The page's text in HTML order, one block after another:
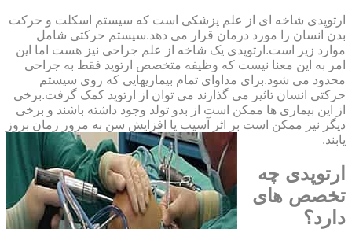
ارتوپدی شاخه ای از علم پزشکی است که سیستم اسکلت و حرکت
بدن انسان را مورد درمان قرار می دهد.سیستم حرکتی شامل
موارد زیر است.ارتوپدی یک شاخه از علم جراحی نیز هست اما این
امر به این معنا نیست که وظیفه متخصص ارتوپد فقط به جراحی
محدود می شود.برای مداوای تمام بیماریهایی که روی سیستم
حرکتی انسان تاثیر می گذارند می توان از ارتوپد کمک گرفت.برخی
از این بیماری ها ممکن است از بدو تولد وجود داشته باشند و برخی
دیگر نیز ممکن است بر اثر آسیب یا افزایش سن به مرور زمان بروز
یابند.
ارتوپدی چه
تخصص های
دارد؟